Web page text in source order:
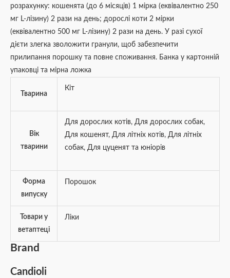
розрахунку: кошенята (до 6 місяців) 1 мірка (еквівалентно 250
мг L-лізину) 2 рази на день; дорослі коти 2 мірки
(еквівалентно 500 мг L-лізину) 2 рази на день. У разі сухої
дієти злегка зволожити гранули, щоб забезпечити
прилипання порошку та повне споживання. Банка у картонній
упаковці та мірна ложка
Тварина
Кіт
Вік
тварини
Для дорослих котів, Для дорослих собак,
Для кошенят, Для літніх котів, Для літніх
собак, Для цуценят та юніорів
Форма
випуску
Порошок
Товари у
ветаптеці
Ліки
Brand
Candioli